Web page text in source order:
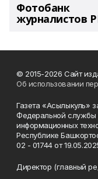
Фотобанк
журналистов
© 2015-2026 Сайт
Об использовании
Газета «Асылыкуль»
Федеральной службы
информационных
Республике
02 - 01744 от
Директор (главный